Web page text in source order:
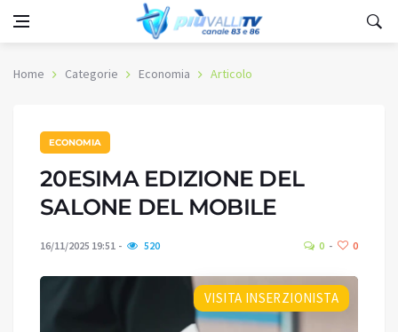
Home Categorie Economia Articolo
ECONOMIA
20ESIMA EDIZIONE DEL
SALONE DEL MOBILE
16/11/2025 19:51 520 0 0
VISITA INSERZIONISTA